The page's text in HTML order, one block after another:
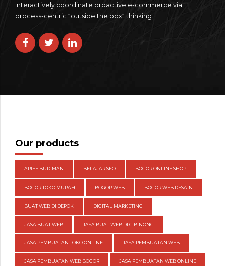
Interactively coordinate proactive e-commerce via
process-centric “outside the box“ thinking.
Our products
ARIEF BUDIMAN BELAJAR SEO BOGOR ONLINE SHOP
BOGOR TOKO MURAH BOGOR WEB BOGOR WEB DESAIN
BUAT WEB DI DEPOK DIGITAL MARKETING
JASA BUAT WEB JASA BUAT WEB DI CIBINONG
JASA PEMBUATAN TOKO ONLINE JASA PEMBUATAN WEB
JASA PEMBUATAN WEB BOGOR JASA PEMBUATAN WEB ONLINE